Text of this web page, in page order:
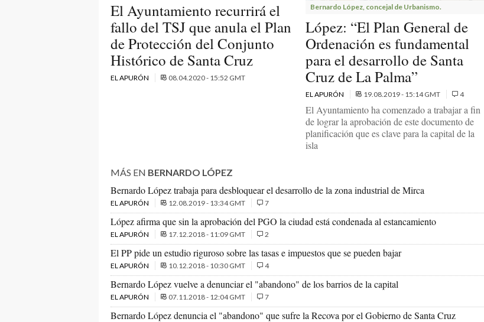
El Ayuntamiento recurrirá el
fallo del TSJ que anula el Plan
de Protección del Conjunto
Histórico de Santa Cruz
EL APURÓN 08.04.2020 - 15:52 GMT
Bernardo López, concejal de Urbanismo.
López: “El Plan General de
Ordenación es fundamental
para el desarrollo de Santa
Cruz de La Palma”
EL APURÓN 19.08.2019 - 15:14 GMT 4
El Ayuntamiento ha comenzado a trabajar a fin
de lograr la aprobación de este documento de
planificación que es clave para la capital de la
isla
MÁS EN BERNARDO LÓPEZ
Bernardo López trabaja para desbloquear el desarrollo de la zona industrial de Mirca
EL APURÓN 12.08.2019 - 13:34 GMT 7
López afirma que sin la aprobación del PGO la ciudad está condenada al estancamiento
EL APURÓN 17.12.2018 - 11:09 GMT 2
El PP pide un estudio riguroso sobre las tasas e impuestos que se pueden bajar
EL APURÓN 10.12.2018 - 10:30 GMT 4
Bernardo López vuelve a denunciar el "abandono" de los barrios de la capital
EL APURÓN 07.11.2018 - 12:04 GMT 7
Bernardo López denuncia el "abandono" que sufre la Recova por el Gobierno de Santa Cruz